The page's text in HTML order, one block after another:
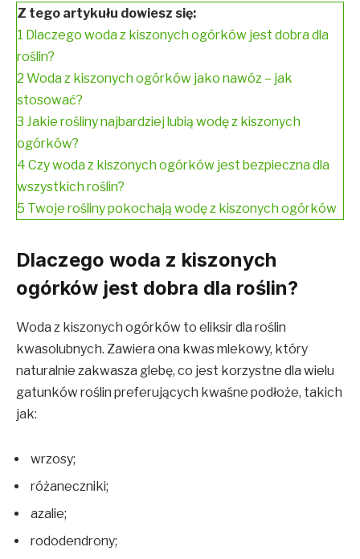
Z tego artykułu dowiesz się:
1 Dlaczego woda z kiszonych ogórków jest dobra dla
roślin?
2 Woda z kiszonych ogórków jako nawóz – jak
stosować?
3 Jakie rośliny najbardziej lubią wodę z kiszonych
ogórków?
4 Czy woda z kiszonych ogórków jest bezpieczna dla
wszystkich roślin?
5 Twoje rośliny pokochają wodę z kiszonych ogórków
Dlaczego woda z kiszonych
ogórków jest dobra dla roślin?
Woda z kiszonych ogórków to eliksir dla roślin
kwasolubnych. Zawiera ona kwas mlekowy, który
naturalnie zakwasza glebę, co jest korzystne dla wielu
gatunków roślin preferujących kwaśne podłoże, takich
jak:
wrzosy;
różaneczniki;
azalie;
rododendrony;